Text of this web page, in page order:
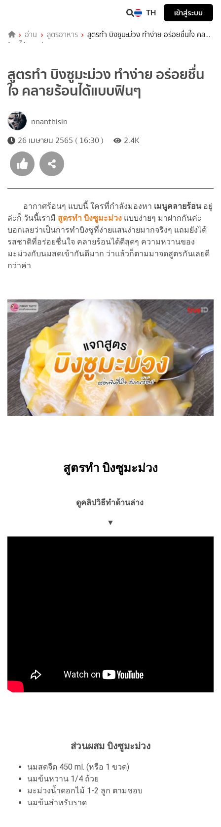
TH เข้าสู่ระบบ
อ่าน สูตรอาหาร
สูตรทำ บิงซูมะม่วง ทำง่าย อร่อยชื่นใจ คลาย
ร้อนได้แบบฟินๆ
สูตรทำ บิงซูมะม่วง ทำง่าย อร่อยชื่น
ใจ คลายร้อนได้แบบฟินๆ
nnanthisin
26 เมษายน 2565 ( 16:30 )
2.4K
อากาศร้อนๆ แบบนี้ ใครที่กำลังมองหา เมนูคลายร้อนอยู่
ล่ะก็ วันนี้เรามี สูตรทำ บิงซูมะม่วง แบบง่ายๆ มาฝากกันค่ะ
บอกเลยว่าเป็นการทำบิงซูที่ง่ายแสนง่ายมากจริงๆ แถมยังได้
รสชาติที่อร่อยชื่นใจ คลายร้อนได้ดีสุดๆ ความหวานของ
มะม่วงกับนมสดเข้ากันดีมาก ว่าแล้วก็ตามมาจดสูตรกันเลยดี
กว่าค่า
สูตรทำ บิงซูมะม่วง
ดูคลิปวิธีทำด้านล่าง
▼
ส่วนผสม บิงซูมะม่วง
นมสดจืด 450 ml. (หรือ 1 ขวด)
นมข้นหวาน 1/4 ถ้วย
มะม่วงน้ำดอกไม้ 1-2 ลูก ตามชอบ
นมข้นสำหรับราด